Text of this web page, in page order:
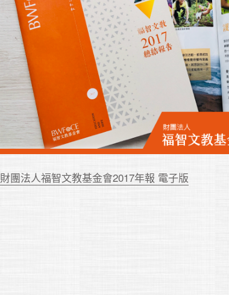
財團法人福智文教基金會2017年報 電子版